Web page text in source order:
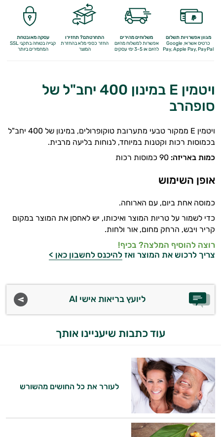
מגוון אפשרויות תשלום
כרטיס אשראי, Google
Pay,Apple Pay, PayPal
משלוחים מהירים
אפשרות למשלוח מהיום
להיום או 3-5 ימי עסקים
התחרטתם? תחזירו
החזר כספי מלאבהחזרת
המוצר
עסקה מאובטחת
קנייה בטוחה בתקני SSL
המחמירים ביותר
ויטמין E במינון 400 יחב"ל של
סופהרב
ויטמין E
ממקור טבעי מתערובת טוקופרולים, במינון של 400 יחב"ל
בכמוסות רכות וקטנות במיוחד, לנוחות בליעה מרבית.
כמות באריזה:
אופן השימוש
כמוסה אחת ביום, עם הארוחה.
כדי לשמור על טריות המוצר ואיכותו, יש לאחסן את המוצר במקום
קריר ויבש, הרחק מחום, אור ולחות.
רוצה להוסיף המלצה? בכיף!
צריך לרכוש את המוצר ואז להיכנס לחשבון כאן >
ליועץ בריאות אישי AI
עוד כתבות שיעניינו אותך
לעורר את כל החושים מהשורש